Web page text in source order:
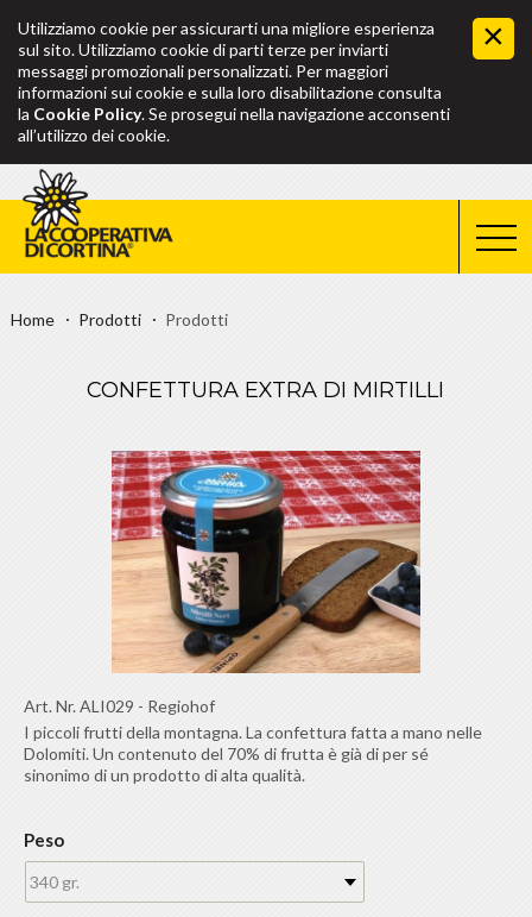
Utilizziamo cookie per assicurarti una migliore esperienza
sul sito. Utilizziamo cookie di parti terze per inviarti
messaggi promozionali personalizzati. Per maggiori
informazioni sui cookie e sulla loro disabilitazione consulta
la Cookie Policy. Se prosegui nella navigazione acconsenti
all’utilizzo dei cookie.
Home Prodotti Prodotti
CONFETTURA EXTRA DI MIRTILLI
Art. Nr.ALI029 - Regiohof
I piccoli frutti della montagna. La confettura fatta a mano nelle
Dolomiti. Un contenuto del 70% di frutta è già di per sé
sinonimo di un prodotto di alta qualità.
Peso
340 gr.